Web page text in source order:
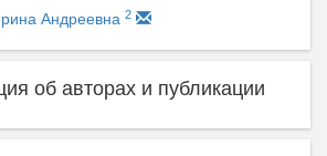
Андреевна 2
об авторах и публикации